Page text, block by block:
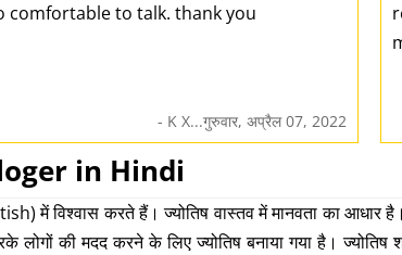
comfortable to talk. thank you
- K X...गुरुवार, अप्रैल 07, 2022
in Hindi
में विश्वास करते हैं। ज्योतिष वास्तव में मानवता का
लोगों की मदद करने के लिए ज्योतिष बनाया गया है।